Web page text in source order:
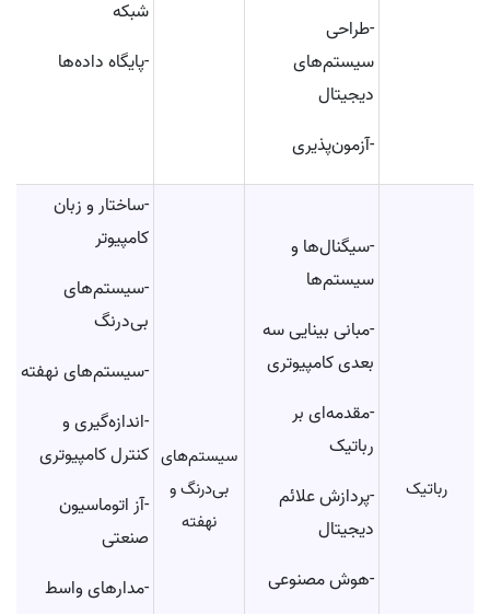
-طراحی
سیستم‌های
دیجیتال
-آزمون‌پذیری
شبکه
-پایگاه داده‌ها
رباتیک
-سیگنال‌ها و
سیستم‌ها
-مبانی بینایی سه
بعدی کامپیوتری
-مقدمه‌ای بر
رباتیک
-پردازش علائم
دیجیتال
-هوش مصنوعی
سیستم‌های
بی‌درنگ و
نهفته
-ساختار و زبان
کامپیوتر
-سیستم‌های
بی‌درنگ
-سیستم‌های نهفته
-اندازه‌گیری و
کنترل کامپیوتری
-آز اتوماسیون
صنعتی
-مدارهای واسط